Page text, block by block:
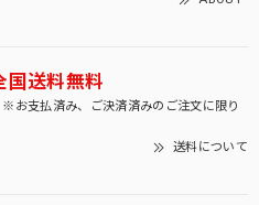
国送料無料
支払済み、ご決済済みのご注文に限り
送料について